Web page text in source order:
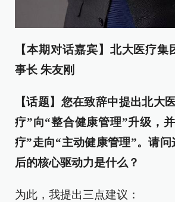
【本期对话嘉宾】北大医疗集
事长 朱友刚
【话题】您在致辞中提出北大
疗”向“整合健康管理”升级，
疗”走向“主动健康管理”。请
后的核心驱动力是什么？
为此，我提出三点建议：